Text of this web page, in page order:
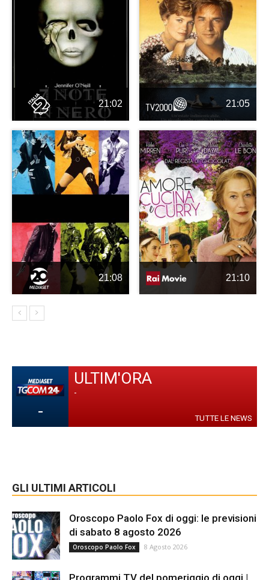
21:02 21:05
21:08 21:10
-
ULTIM'ORA
-
TUTTE LE NEWS
GLI ULTIMI ARTICOLI
Oroscopo Paolo Fox di oggi: le previsioni
di sabato 8 agosto 2026
Oroscopo Paolo Fox 8 Agosto 2026
Programmi TV del pomeriggio di oggi |